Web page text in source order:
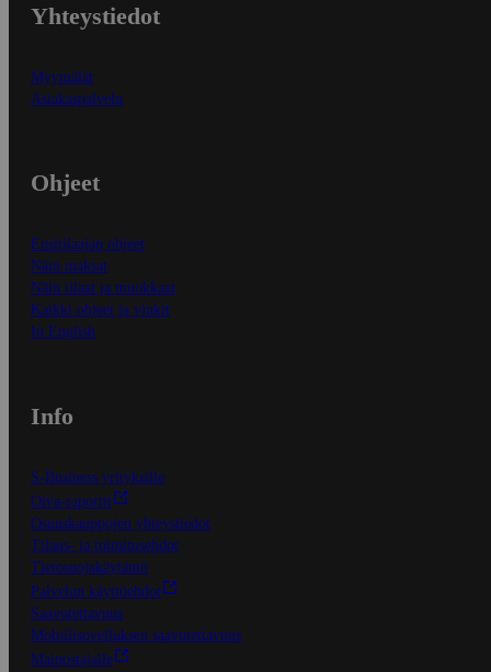
Yhteystiedot
Myymälät
Asiakaspalvelu
Ohjeet
Ensitilaajan ohjeet
Näin maksat
Näin tilaat ja muokkaat
Kaikki ohjeet ja vinkit
In English
Info
S-Business yrityksille
Oiva-raportit
Osuuskauppojen yhteystiedot
Tilaus- ja toimitusehdot
Tietosuojakäytäntö
Palvelun käyttöehdot
Saavutettavuus
Mobiilisovelluksen saavutettavuus
Mainostajalle